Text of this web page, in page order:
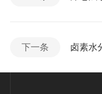
下一条 卤素水